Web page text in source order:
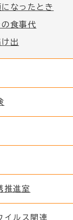
なったとき
の食事代
出
推進室
イルス関連